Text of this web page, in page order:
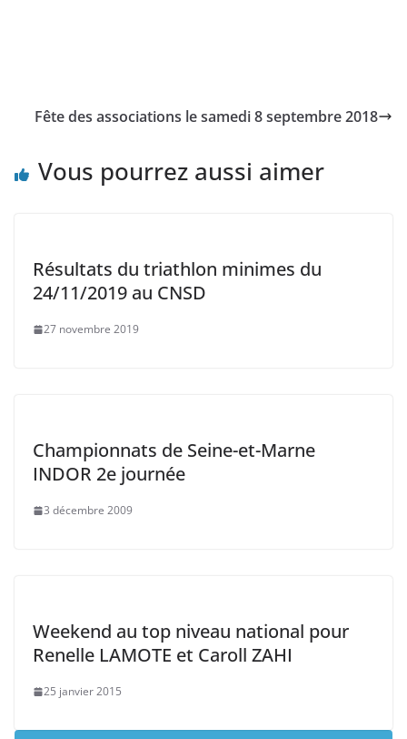
Fête des associations le samedi 8 septembre 2018
Vous pourrez aussi aimer
Résultats du triathlon minimes du
24/11/2019 au CNSD
27 novembre 2019
Championnats de Seine-et-Marne
INDOR 2e journée
3 décembre 2009
Weekend au top niveau national pour
Renelle LAMOTE et Caroll ZAHI
25 janvier 2015